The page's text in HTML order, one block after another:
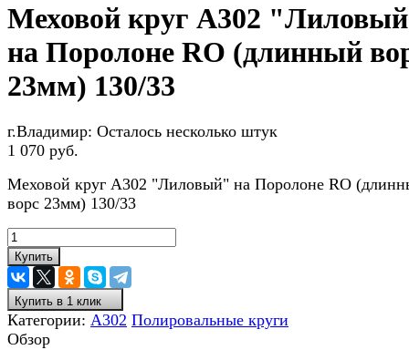
Меховой круг A302
на Поролоне RO (длинный
23мм) 130/33
г.Владимир: Осталось несколько штук
1 070 руб.
Меховой круг A302 "Лиловый" на Поролоне RO
ворс 23мм) 130/33
Купить
Купить в 1 клик
Категории: A302 Полировальные круги
Обзор